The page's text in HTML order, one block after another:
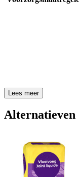
Lees meer
Alternatieven